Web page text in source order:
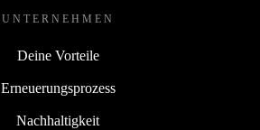
UNTERNEHMEN
Deine Vorteile
Erneuerungsprozess
Nachhaltigkeit